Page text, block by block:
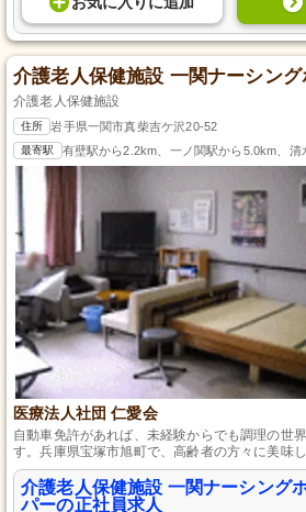
介護老人保健施設 一関ナーシン
介護老人保健施設
住所 岩手県一関市真柴吉ケ沢20-52
最寄駅 有壁駅から2.2km、一ノ関駅から5.0km、清
医療法人社団 仁愛会
自動車免許があれば、未経験からでも調理の世
す。兵庫県宝塚市旭町で、高齢者の方々に美味
やす仕事に挑戦しませんか。安定した正社員と
につけられる環境で、新たなキャリアを築くこ
介護老人保健施設 一関ナーシング
パーの正社員求人